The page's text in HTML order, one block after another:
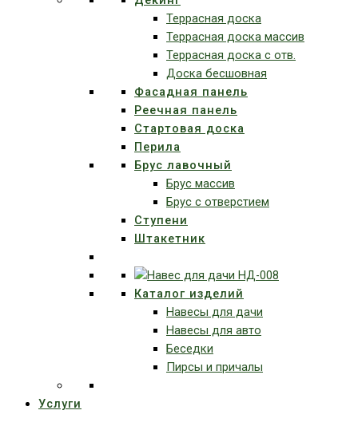
Террасная доска
Террасная доска массив
Террасная доска c отв.
Доска бесшовная
Фасадная панель
Реечная панель
Стартовая доска
Перила
Брус лавочный
Брус массив
Брус с отверстием
Ступени
Штакетник
Каталог изделий
Навесы для дачи
Навесы для авто
Беседки
Пирсы и причалы
Услуги